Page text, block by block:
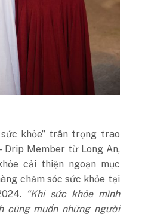
sức khỏe” trân trọng trao
Drip Member từ Long An,
cải thiện ngoạn mục
chăm sóc sức khỏe tại
“Khi sức khỏe mình
cũng muốn những người